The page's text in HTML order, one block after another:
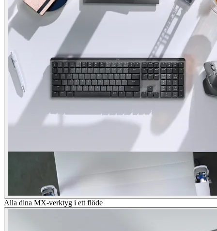
Alla dina MX-verktyg i ett flöde